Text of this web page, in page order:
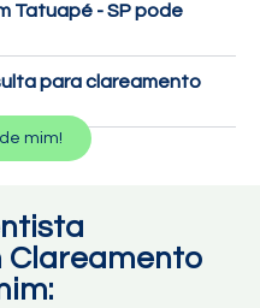
Tatuapé - SP pode
para clareamento
mim!
Clareamento